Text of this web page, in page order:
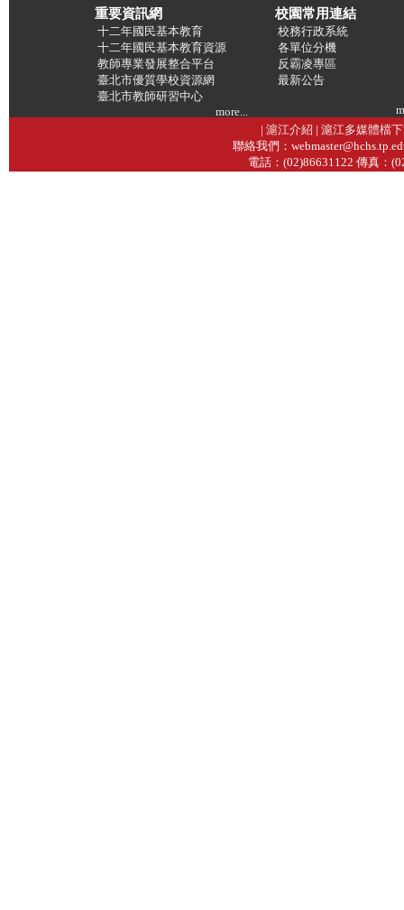
重要資訊網
十二年國民基本教育
十二年國民基本教育資源
教師專業發展整合平台
臺北市優質學校資源網
臺北市教師研習中心
more...
校園常用連結
校務行政系統
各單位分機
反霸凌專區
最新公告
| 滬江介紹 | 滬江多媒體檔
聯絡我們：
電話：(02)86631122 傳真：